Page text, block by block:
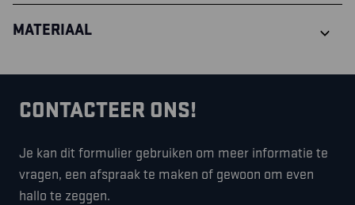
MATERIAAL
CONTACTEER ONS!
Je kan dit formulier gebruiken om meer informatie te
vragen, een afspraak te maken of gewoon om even
hallo te zeggen.